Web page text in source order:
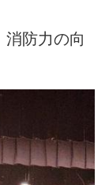
防力の向